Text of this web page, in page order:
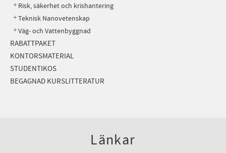
Risk, säkerhet och krishantering
Teknisk Nanovetenskap
Väg- och Vattenbyggnad
RABATTPAKET
KONTORSMATERIAL
STUDENTIKOS
BEGAGNAD KURSLITTERATUR
Länkar